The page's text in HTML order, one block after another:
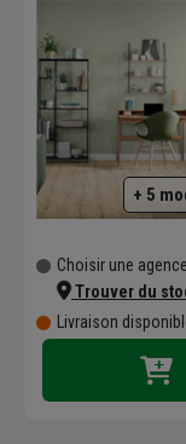
+ 5
Choisir une
Trouver du
Livraison